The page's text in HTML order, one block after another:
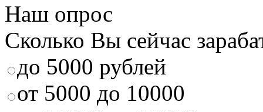
Наш опрос
Сколько Вы сейчас
до 5000 рублей
от 5000 до 10000